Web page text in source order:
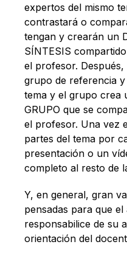
expertos del mismo
contrastará o
tengan y crearán un
SÍNTESIS
el profesor.
grupo de referencia
tema y el grupo crea
GRUPO que se
el profesor. Una vez
partes del tema por
presentación o un
completo al resto de
Y, en general, gran
pensadas para que
responsabilice de su
orientación del